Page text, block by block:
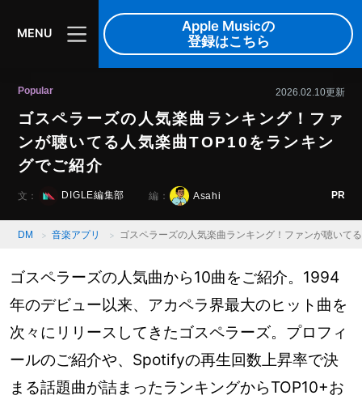
MENU
Apple Musicの
登録はこちら
Popular 2026.02.10更新
ゴスペラーズの人気楽曲ランキング！ファ
ンが聴いてる人気楽曲TOP10をランキン
グでご紹介
文： DIGLE編集部 編： Asahi PR
DM 音楽アプリ ゴスペラーズの人気楽曲ランキング！ファンが聴いて
ゴスペラーズの人気曲から10曲をご紹介。1994
年のデビュー以来、アカペラ界最大のヒット曲を
次々にリリースしてきたゴスペラーズ。プロフィ
ールのご紹介や、Spotifyの再生回数上昇率で決
まる話題曲が詰まったランキングからTOP10+お